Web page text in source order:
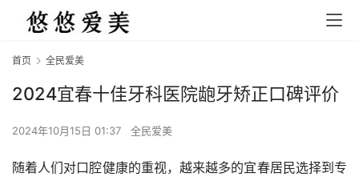
首页 全民爱美
2024宜春十佳牙科医院龅牙矫正口碑评价
2024年10月15日 01:37 全民爱美
随着人们对口腔健康的重视，越来越多的宜春居民选择到专